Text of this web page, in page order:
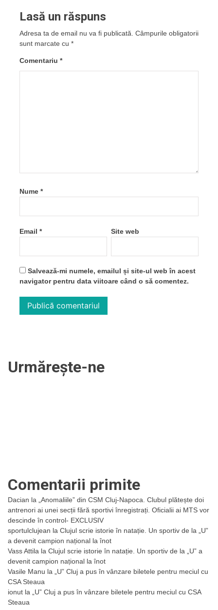
Lasă un răspuns
Adresa ta de email nu va fi publicată. Câmpurile obligatorii
sunt marcate cu *
Comentariu *
Nume *
Email * Site web
Salvează-mi numele, emailul și site-ul web în acest
navigator pentru data viitoare când o să comentez.
Urmărește-ne
Comentarii primite
Dacian la
„Anomaliile” din CSM Cluj-Napoca. Clubul plătește doi
antrenori ai unei secții fără sportivi înregistrați. Oficialii ai MTS vor
descinde în control- EXCLUSIV
sportulclujean la Clujul scrie istorie în natație. Un sportiv de la „U”
a devenit campion național la înot
Vass Attila la Clujul scrie istorie în natație. Un sportiv de la „U” a
devenit campion național la înot
Vasile Manu la
„U” Cluj a pus în vânzare biletele pentru meciul cu
CSA Steaua
ionut la
„U” Cluj a pus în vânzare biletele pentru meciul cu CSA
Steaua